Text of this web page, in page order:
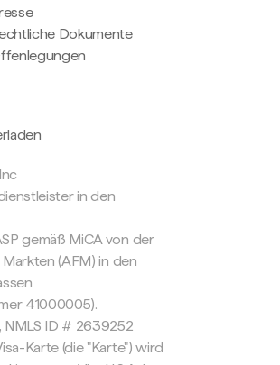
Dokumente
in den
gemäß MiCA von der
(AFM) in den
41000005).
NMLS ID # 2639252
Karte (die "Karte") wird